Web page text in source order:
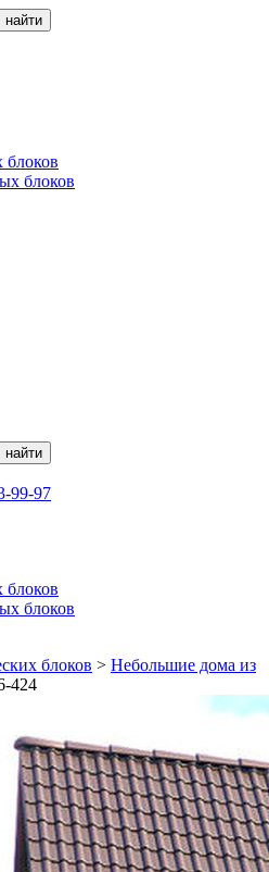
блоков
блоков
99-97
блоков
блоков
блоков > Небольшие дома из
424